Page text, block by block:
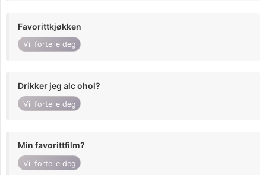
Favorittkjøkken
Vil fortelle deg
Drikker jeg alc ohol?
Vil fortelle deg
Min favorittfilm?
Vil fortelle deg